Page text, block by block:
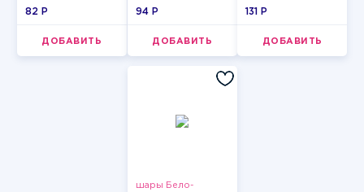
82 P
ДОБАВИТЬ
94 P
ДОБАВИТЬ
131 P
ДОБАВИТЬ
шары Бело-